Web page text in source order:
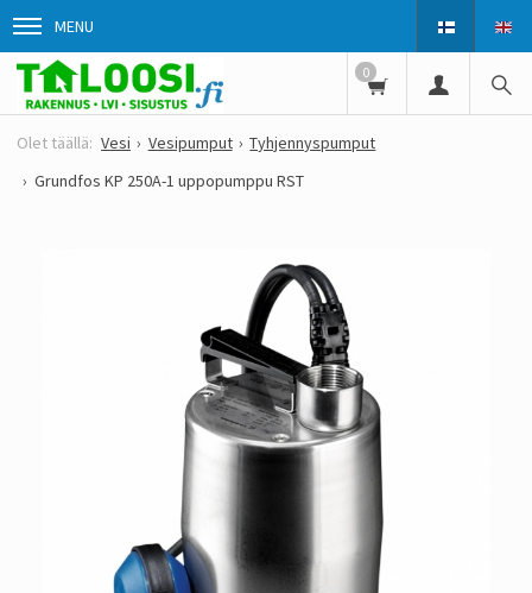
MENU
0
Vesi Vesipumput
Tyhjennyspumput
Grundfos KP 250A-1 uppopumppu RST